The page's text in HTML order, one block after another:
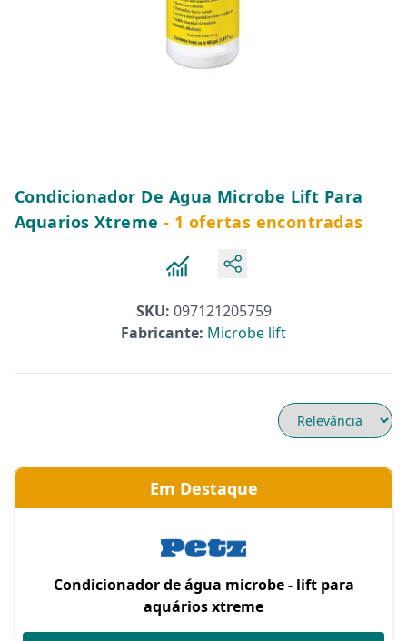
Condicionador De Agua Microbe Lift Para
Aquarios Xtreme - 1 ofertas encontradas
SKU: 097121205759
Fabricante: Microbe lift
Em Destaque
Condicionador de água microbe - lift para
aquários xtreme